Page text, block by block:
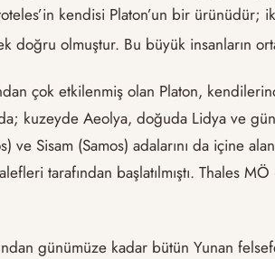
kendisi Platon’un bir ürünüdür;
doğru olmuştur. Bu büyük insanların
çok etkilenmiş olan Platon,
kuzeyde Aeolya, doğuda Lidya ve
ve Sisam (Samos) adalarını da içine
tarafından başlatılmıştı. Thales
günümüze kadar bütün Yunan